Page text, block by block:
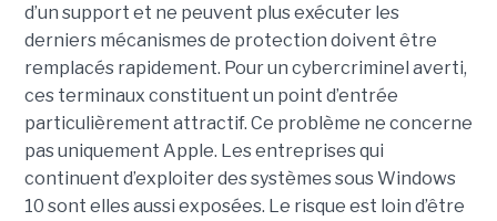
d’un support et ne peuvent plus exécuter les
derniers mécanismes de protection doivent être
remplacés rapidement. Pour un cybercriminel averti,
ces terminaux constituent un point d’entrée
particulièrement attractif. Ce problème ne concerne
pas uniquement Apple. Les entreprises qui
continuent d’exploiter des systèmes sous Windows
10 sont elles aussi exposées. Le risque est loin d’être